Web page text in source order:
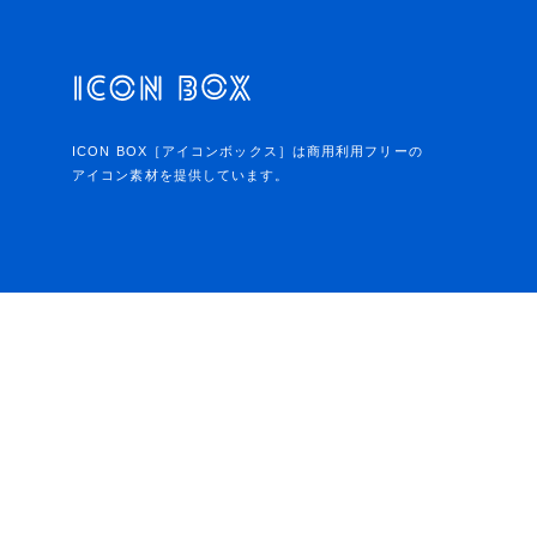
ICON BOX［アイコンボックス］は商用利用フリーの
アイコン素材を提供しています。